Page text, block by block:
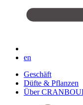
en
Geschäft
Düfte & Pflanzen
Über